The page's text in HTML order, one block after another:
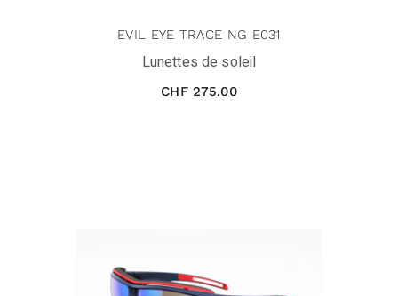
EVIL EYE TRACE NG E031
Lunettes de soleil
CHF275.00